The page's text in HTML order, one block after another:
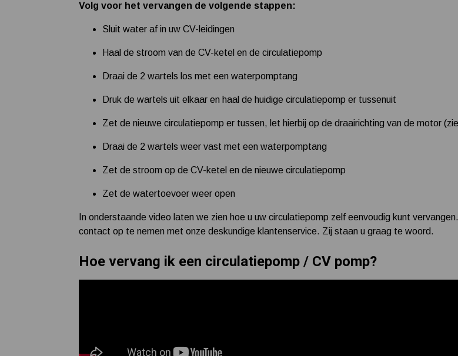
Volg voor het vervangen de volgende stappen:
Sluit water af in uw CV-leidingen
Haal de stroom van de CV-ketel en de circulatiepomp
Draai de 2 wartels los met een waterpomptang
Druk de wartels uit elkaar en haal de huidige circulatiepomp er tussenuit
Zet de nieuwe circulatiepomp er tussen, let hierbij op de draairichting van de motor
Draai de 2 wartels weer vast met een waterpomptang
Zet de stroom op de CV-ketel en de nieuwe circulatiepomp
Zet de watertoevoer weer open
In onderstaande video laten we zien hoe u uw circulatiepomp zelf eenvoudig kunt
contact op te nemen met onze deskundige klantenservice. Zij staan u graag te woord.
Hoe vervang ik een circulatiepomp / CV pomp?